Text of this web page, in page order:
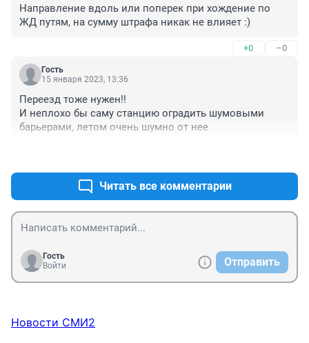
Направление вдоль или поперек при хождение по
ЖД путям, на сумму штрафа никак не влияет :)
+0 –0
Гость
15 января 2023, 13:36
Переезд тоже нужен!!
И неплохо бы саму станцию оградить шумовыми
барьерами, летом очень шумно от нее
Читать все комментарии
Гость
Войти
Отправить
Новости СМИ2